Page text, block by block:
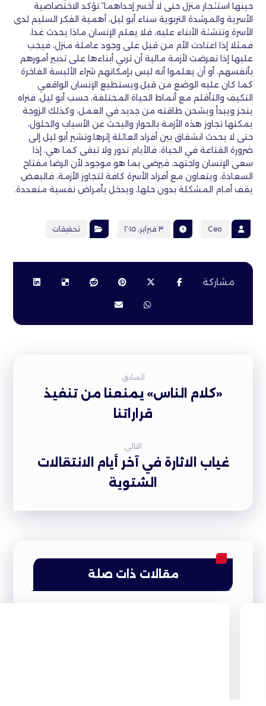
حينها استئجار منزل حتى لا أخسر إحداهما”.تؤكد الاختصاصية
الأسرية والمرشدة التربوية سناء أبو ليل، أهمية الفكر السليم لدى
الأسرة وتنشئة الأبناء عليه، فلا يعلم الإنسان ماذا يحدث غدا،
فمثلا إذا اعتادت الأم من قبل على وجود عاملة منزل، فيجب
عليها إذا تعرضت لأزمة مالية أن تربي أبناءها على تدبير أمورهم
بأنفسهم، أو أن يعلموا أنه ليس بإمكانهم شراء الألبسة الفاخرة
كما كان عليه الوضع من قبل.ويستطيع الإنسان الواقعي
التكيف والتأقلم مع أنماط الحياة المختلفة، حسب أبو ليل، فنراه
ينجز ويبدأ ويشحن طاقته من جديد في العمل، وكذلك الزوجة
يمكنها تجاوز هذه الأزمة بالحوار والبحث عن الأسباب والحلول،
حتى لا يحدث انشقاق بين أفراد العائلة إثرها.وتشير أبو ليل إلى
ضرورة القناعة في الحياة، فالأيام تدور ولا تبقى كما هي، إذا
سعى الإنسان واجتهد، فيرضى بما هو موجود لأن الرضا مفتاح
السعادة، ويتعاون مع أفراد الأسرة كافة لتجاوز الأزمة، فالبعض
يقف أمام المشكلة بدون حلها، ويدخل بأمراض نفسية متعددة.
Ceo ٣ فبراير، ٢٠١٥ تحقيقات
السابق
«كلام الناس» يمنعنا من تنفيذ
قراراتنا
التالى
غياب الاثارة في آخر أيام الانتقالات
الشتوية
مقالات ذات صلة